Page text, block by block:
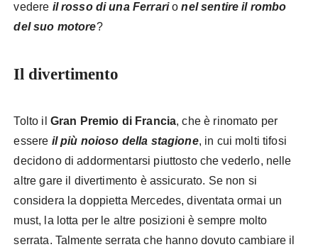
vedere il rosso di una Ferrarionel sentire il rombo
del suo motore?
Il divertimento
Tolto il Gran Premio di Francia, che è rinomato per
essere il più noioso della stagione, in cui molti tifosi
decidono di addormentarsi piuttosto che vederlo, nelle
altre gare il divertimento è assicurato. Se non si
considera la doppietta Mercedes, diventata ormai un
must, la lotta per le altre posizioni è sempre molto
serrata. Talmente serrata che hanno dovuto cambiare il